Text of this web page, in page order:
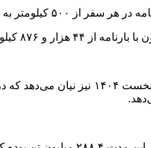
کاهش یافته است (افت ۳ درصدی).
با بارنامه از ۴۴ هزار و ۸۷۶ کیلومتر به ۴۰ هزار و ۳۹۱ کیلومتر کاهش یافته است (افت ۱۰ درصدی).